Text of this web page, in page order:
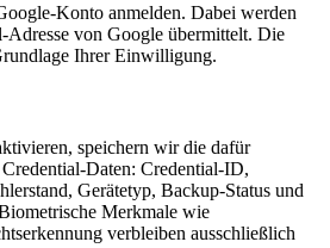
Konto anmelden. Dabei werden
von Google übermittelt. Die
Ihrer Einwilligung.
speichern wir die dafür
Daten: Credential-ID,
Gerätetyp, Backup-Status und
Merkmale wie
verbleiben ausschließlich